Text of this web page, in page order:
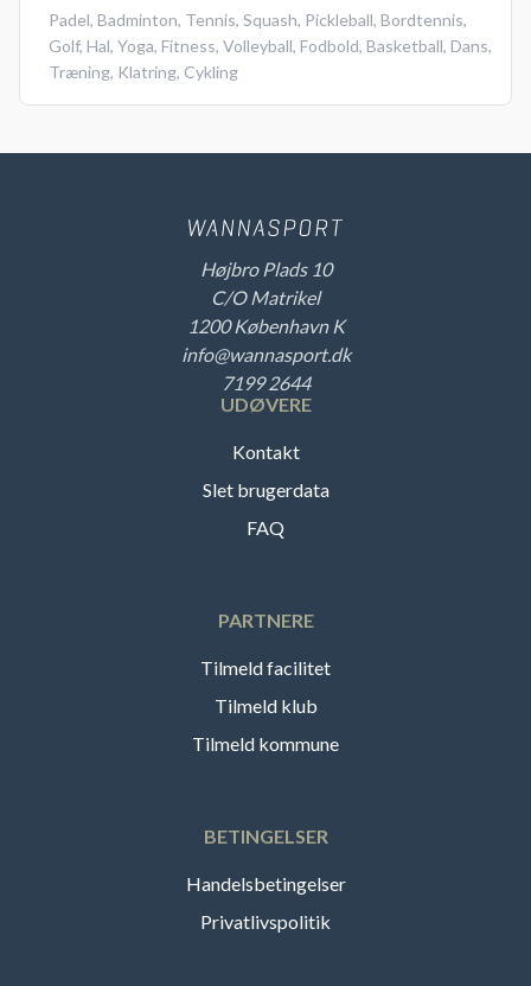
Padel, Badminton, Tennis, Squash, Pickleball, Bordtennis,
Golf, Hal, Yoga, Fitness, Volleyball, Fodbold, Basketball, Dans,
Træning, Klatring, Cykling
Højbro Plads 10
C/O Matrikel
1200 København K
info@wannasport.dk
7199 2644
UDØVERE
Kontakt
Slet brugerdata
FAQ
PARTNERE
Tilmeld facilitet
Tilmeld klub
Tilmeld kommune
BETINGELSER
Handelsbetingelser
Privatlivspolitik